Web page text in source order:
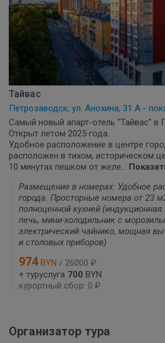
Тайвас
Петрозаводск, ул. Анохина, 31 А -
Самый новый апарт-отель "Тайвас" в
Открыт летом 2025 года.
Удобное расположение в центре
расположен в тихом, историческом
10 минутах пешком от желе...
Размещение в номерах: Удобное
города. Просторные номера от 23
полноценной кухней
печь, мини-холодильник с
электрический чайнико, мощная
и столовых приборов)
974BYN / 26000 ₽
+ туруслуга 700 BYN
курортный сбор: 0 ₽
Организатор тура